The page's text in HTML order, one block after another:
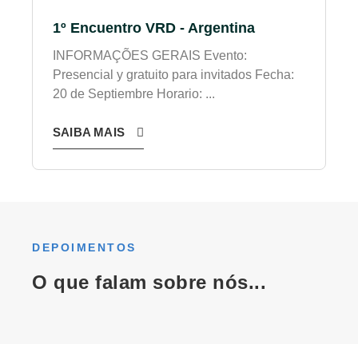
1º Encuentro VRD - Argentina
INFORMAÇÕES GERAIS Evento:
Presencial y gratuito para invitados Fecha:
20 de Septiembre Horario: ...
SAIBA MAIS
DEPOIMENTOS
O que falam sobre nós...